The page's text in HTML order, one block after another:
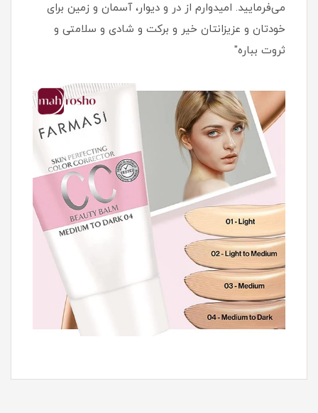
می‌فرمایید. امیدوارم از در و دیوار، آسمان و زمین برای
خودتان و عزیزانتان خیر و برکت و شادی و سلامتی و
ثروت بباره"